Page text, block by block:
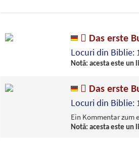
Das erste
Locuri din Biblie:
Notă: acesta este un
Das erste
Locuri din Biblie:
Ein Kommentar zum
Notă: acesta este un